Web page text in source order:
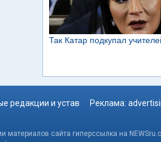
редакции и устав Реклама:
сайта гиперссылка на